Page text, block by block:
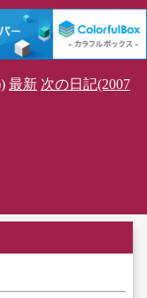
最新 次の日記(2007